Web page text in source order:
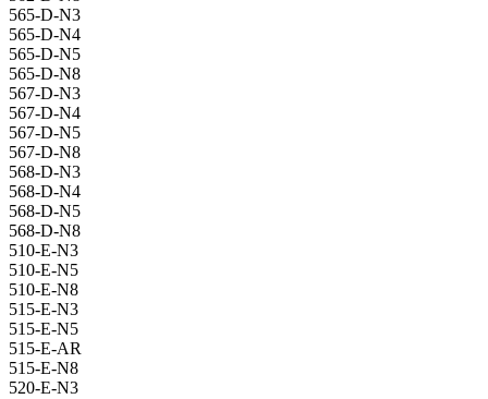
565-D-N3
565-D-N4
565-D-N5
565-D-N8
567-D-N3
567-D-N4
567-D-N5
567-D-N8
568-D-N3
568-D-N4
568-D-N5
568-D-N8
510-E-N3
510-E-N5
510-E-N8
515-E-N3
515-E-N5
515-E-AR
515-E-N8
520-E-N3